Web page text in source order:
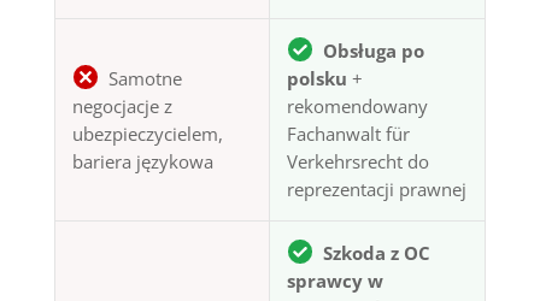
Samotne
negocjacje z
ubezpieczycielem,
bariera językowa
Obsługa po
polsku +
rekomendowany
Fachanwalt für
Verkehrsrecht do
reprezentacji prawnej
Szkoda z OC
sprawcy w